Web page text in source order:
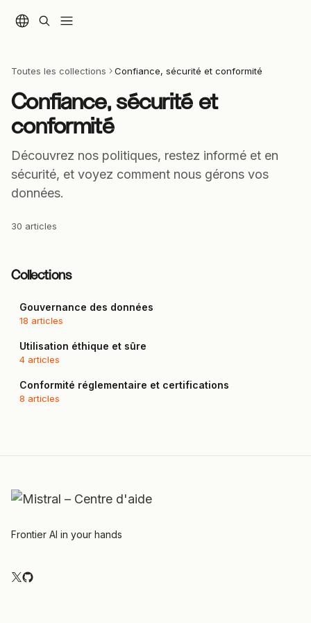
Toutes les collections Confiance, sécurité et conformité
Confiance, sécurité et
conformité
Découvrez nos politiques, restez informé et en
sécurité, et voyez comment nous gérons vos
données.
30 articles
Collections
Gouvernance des données
18 articles
Utilisation éthique et sûre
4 articles
Conformité réglementaire et certifications
8 articles
Frontier AI in your hands